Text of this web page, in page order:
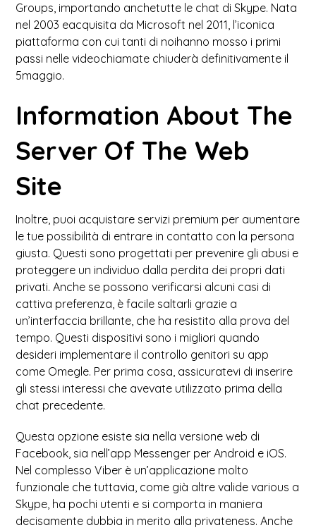
Groups, importando anchetutte le chat di Skype. Nata
nel 2003 eacquisita da Microsoft nel 2011, l’iconica
piattaforma con cui tanti di noihanno mosso i primi
passi nelle videochiamate chiuderà definitivamente il
5maggio.
Information About The
Server Of The Web
Site
Inoltre, puoi acquistare servizi premium per aumentare
le tue possibilità di entrare in contatto con la persona
giusta. Questi sono progettati per prevenire gli abusi e
proteggere un individuo dalla perdita dei propri dati
privati. Anche se possono verificarsi alcuni casi di
cattiva preferenza, è facile saltarli grazie a
un’interfaccia brillante, che ha resistito alla prova del
tempo. Questi dispositivi sono i migliori quando
desideri implementare il controllo genitori su app
come Omegle. Per prima cosa, assicuratevi di inserire
gli stessi interessi che avevate utilizzato prima della
chat precedente.
Questa opzione esiste sia nella versione web di
Facebook, sia nell’app Messenger per Android e iOS.
Nel complesso Viber è un’applicazione molto
funzionale che tuttavia, come già altre valide various a
Skype, ha pochi utenti e si comporta in maniera
decisamente dubbia in merito alla privateness. Anche